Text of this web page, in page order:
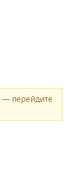
— перейдите